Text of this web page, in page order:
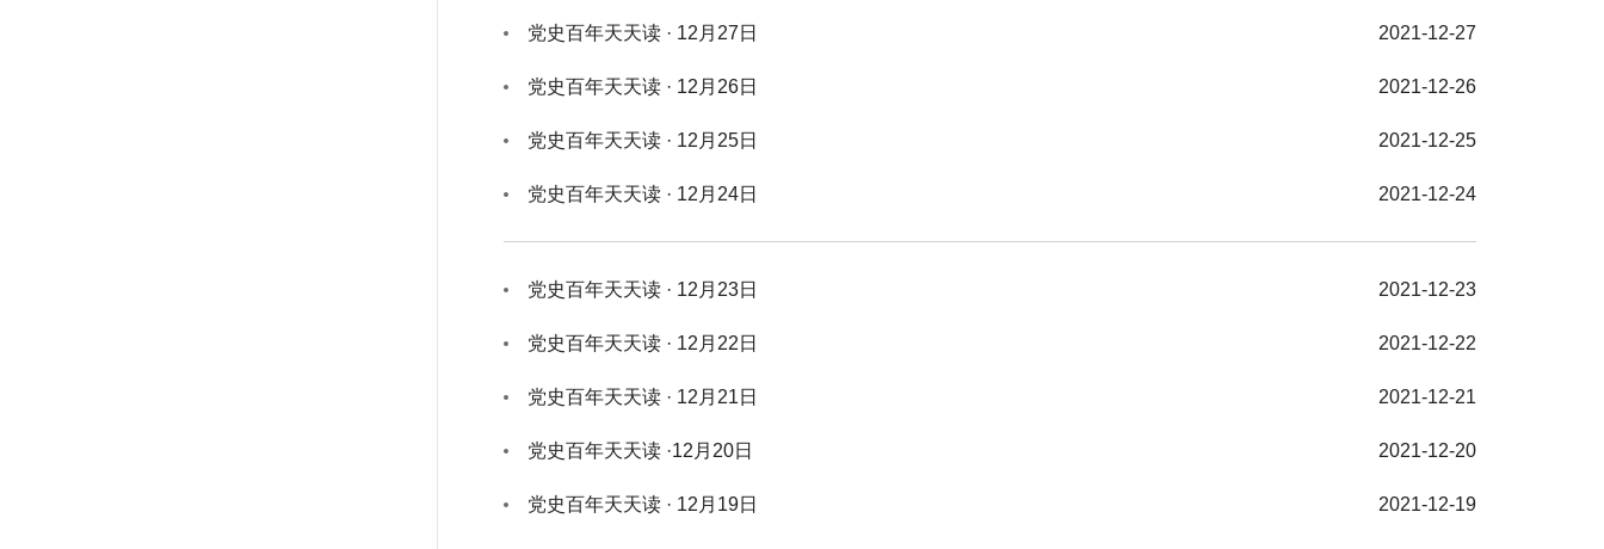
党史百年天天读 · 12月27日 2021-12-27
党史百年天天读 · 12月26日 2021-12-26
党史百年天天读 · 12月25日 2021-12-25
党史百年天天读 · 12月24日 2021-12-24
党史百年天天读 · 12月23日 2021-12-23
党史百年天天读 · 12月22日 2021-12-22
党史百年天天读 · 12月21日 2021-12-21
党史百年天天读 ·12月20日 2021-12-20
党史百年天天读 · 12月19日 2021-12-19